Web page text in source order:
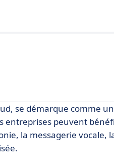
se démarque comme
entreprises peuvent
la messagerie vocale,